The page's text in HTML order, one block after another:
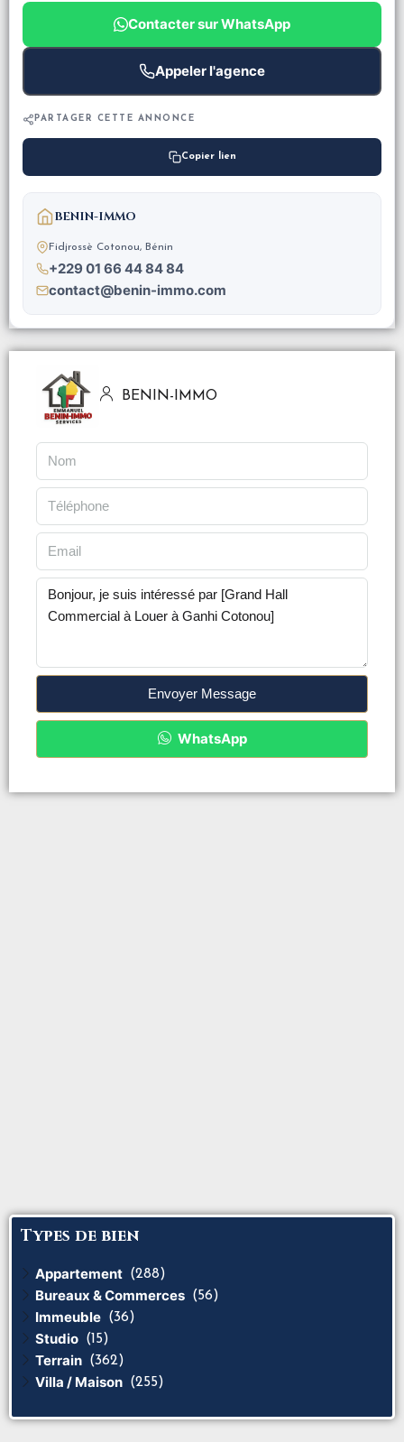
Contacter sur WhatsApp
Appeler l'agence
PARTAGER CETTE ANNONCE
Copier lien
BENIN-IMMO
Fidjrossè Cotonou, Bénin
+229 01 66 44 84 84
contact@benin-immo.com
BENIN-IMMO
Envoyer Message
WhatsApp
Types de bien
Appartement (288)
Bureaux & Commerces (56)
Immeuble (36)
Studio (15)
Terrain (362)
Villa / Maison (255)